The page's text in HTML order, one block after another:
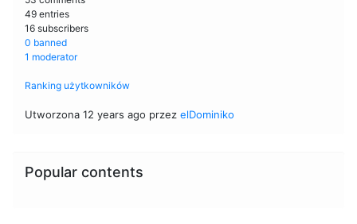
49 entries
16 subscribers
0 banned
1 moderator
Ranking użytkowników
Utworzona 12 years ago przez elDominiko
Popular contents